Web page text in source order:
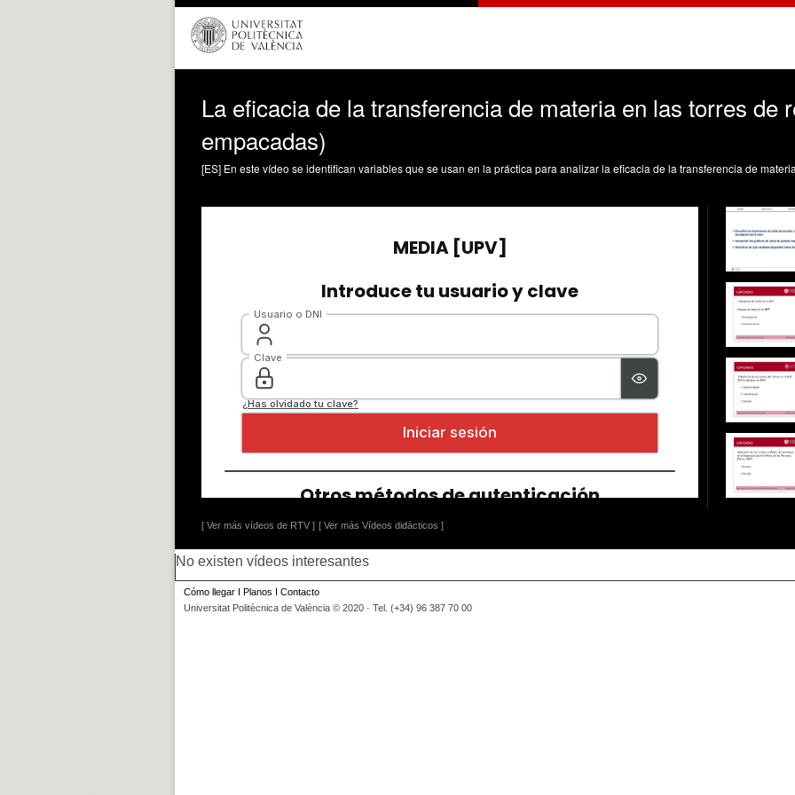
La eficacia de la transferencia de materia en las torres de
empacadas)
[ Ver más vídeos de RTV ] [ Ver más Vídeos didácticos ]
No existen vídeos interesantes
Cómo llegar I Planos I Contacto
Universitat Politècnica de València © 2020 · Tel. (+34) 96 387 70 00